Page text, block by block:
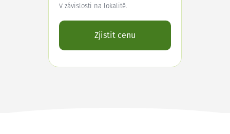
V závislosti na lokalitě.
Zjistit cenu